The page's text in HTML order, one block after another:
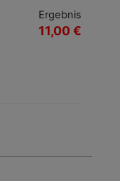
Ergebnis
11,00 €